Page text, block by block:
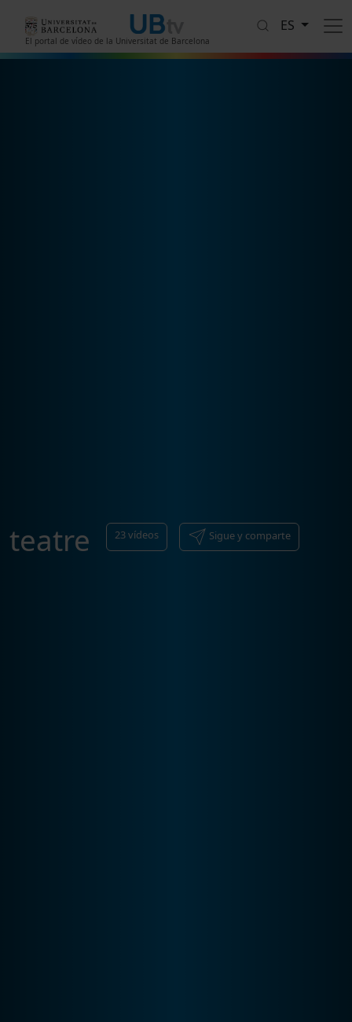
El portal de vídeo de la Universitat de Barcelona
ES
teatre 23vídeos Sigue y comparte